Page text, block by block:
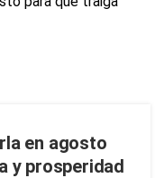
en agosto
y prosperidad